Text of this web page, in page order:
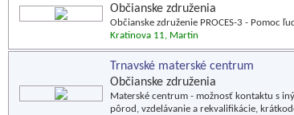
Občianske združenia
Občianske združenie PROCES-3 - Pomoc
Kratinova 11, Martin
Trnavské materské centrum
Občianske združenia
Materské centrum - možnosť kontaktu s
pôrod, vzdelávanie a rekvalifikácie,